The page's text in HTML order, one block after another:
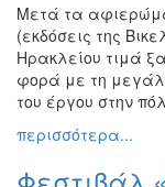
Τραγούδι
Μουσική
Χορός
Θέατρο
Μετά τα
(εκδόσεις της
Ηρακλείου τιμά
φορά με τη
του έργου στην
περισσότερα...